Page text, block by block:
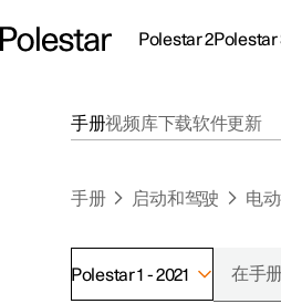
Polestar 2Polestar
手册视频库下载软件更新
手册 启动和驾驶 电
Polestar 1 - 2021